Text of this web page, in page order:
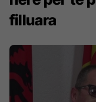
filluara